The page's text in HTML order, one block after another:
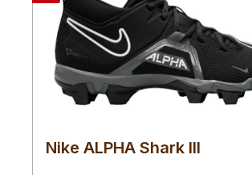
Nike ALPHA Shark III